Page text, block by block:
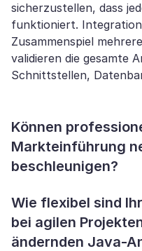
sicherzustellen, dass
funktioniert.
Zusammenspiel
validieren die gesamte
Schnittstellen,
Können
Markteinführung
beschleunigen?
Wie flexibel sind
bei agilen
ändernden Java-